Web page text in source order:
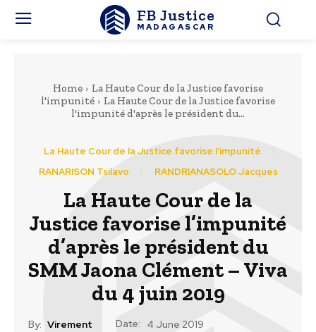
FB Justice
MADAGASCAR
Home
La Haute Cour de la Justice favorise
l'impunité
La Haute Cour de la Justice favorise
l'impunité d'après le président du...
La Haute Cour de la Justice favorise l'impunité
RANARISON Tsilavo
RANDRIANASOLO Jacques
La Haute Cour de la
Justice favorise l’impunité
d’après le président du
SMM Jaona Clément – Viva
du 4 juin 2019
By: Virement Date: 4 June 2019